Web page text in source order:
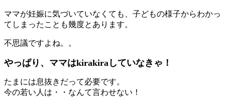
ママが妊娠に気づいていなくても、子どもの様子からわかっ
てしまったことも幾度とあります。
不思議ですよね。。
やっぱり、ママはkirakiraしていなきゃ！
たまには息抜きだって必要です。
今の若い人は・・なんて言わせない！